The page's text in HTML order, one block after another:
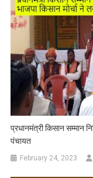
प्रधानमंत्री किसान सम्मान
पंचायत
February 24, 2023